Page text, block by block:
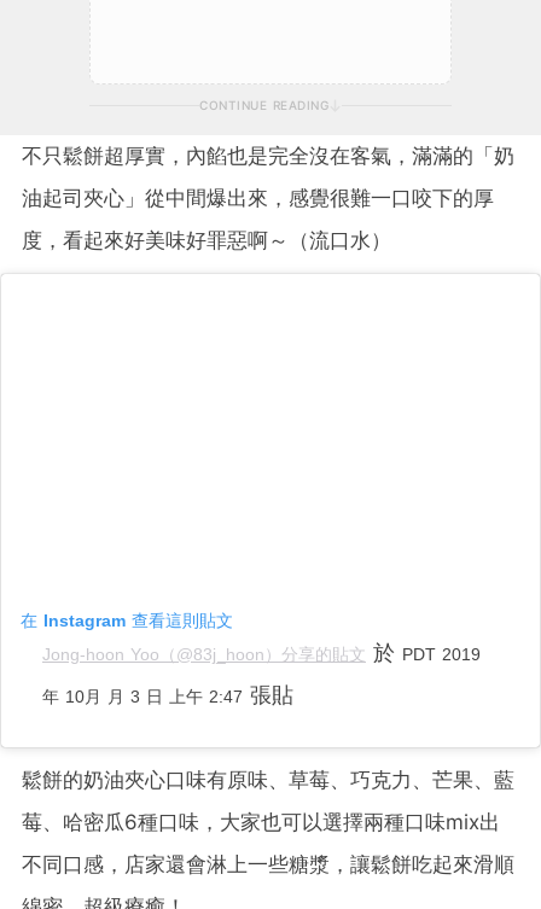
CONTINUE READING
不只鬆餅超厚實，內餡也是完全沒在客氣，滿滿的「奶
油起司夾心」從中間爆出來，感覺很難一口咬下的厚
度，看起來好美味好罪惡啊～（流口水）
在 Instagram 查看這則貼文
Jong-hoon Yoo（@83j_hoon）分享的貼文 於 PDT 2019
年 10月 月 3 日 上午 2:47 張貼
鬆餅的奶油夾心口味有原味、草莓、巧克力、芒果、藍
莓、哈密瓜6種口味，大家也可以選擇兩種口味mix出
不同口感，店家還會淋上一些糖漿，讓鬆餅吃起來滑順